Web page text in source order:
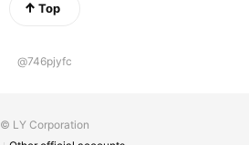
Top
@746pjyfc
© LY Corporation